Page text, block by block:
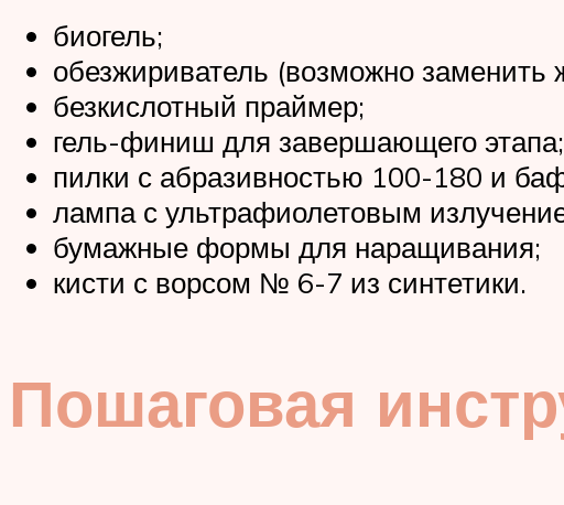
биогель;
обезжириватель (возможно заменить
безкислотный праймер;
гель-финиш для завершающего этапа;
пилки с абразивностью 100-180 и
лампа с ультрафиолетовым
бумажные формы для наращивания;
кисти с ворсом № 6-7 из синтетики.
Пошаговая